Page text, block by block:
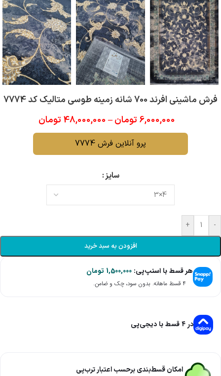
فرش ماشینی افرند 700 شانه زمینه طوسی متالیک کد 7774
6,000,000 تومان–
48,000,000 تومان
پرو آنلاین فرش 7774
سایز
-
+
افزودن به سبد خرید
هر قسط با اسنپ‌پی: 1,500,000 تومان
۴ قسط ماهانه. بدون سود، چک و ضامن.
در ۴ قسط با دیجی‌پی
امکان قسط‌بندی برحسب اعتبار ترب‌پی